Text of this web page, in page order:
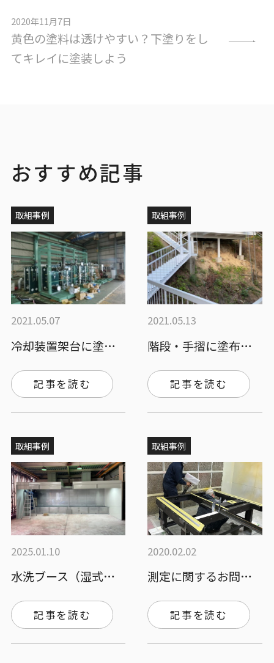
2020年11月7日
黄色の塗料は透けやすい？下塗りをし
てキレイに塗装しよう
おすすめ記事
取組事例
2021.05.07
冷却装置架台に塗布されました。
記事を読む
取組事例
2021.05.13
階段・手摺に塗布されました。
記事を読む
取組事例
2025.01.10
水洗ブース（湿式塗装ブース）の導入、塗装…
記事を読む
取組事例
2020.02.02
測定に関するお問い合わせが増えています。
記事を読む